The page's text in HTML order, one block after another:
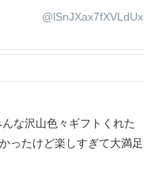
@lSnJXax7fXVLdUx
な沢山色々ギフトくれた
ったけど楽しすぎて大満足